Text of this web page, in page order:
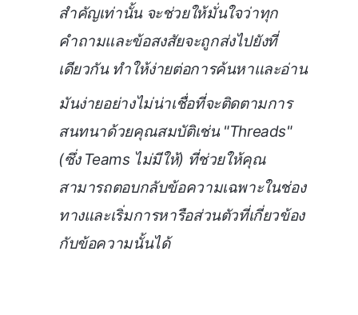
สำคัญเท่านั้น จะช่วยให้มั่นใจว่าทุก
คำถามและข้อสงสัยจะถูกส่งไปยังที่
เดียวกัน ทำให้ง่ายต่อการค้นหาและอ่าน
มันง่ายอย่างไม่น่าเชื่อที่จะติดตามการ
สนทนาด้วยคุณสมบัติเช่น "Threads"
(ซึ่ง Teams ไม่มีให้) ที่ช่วยให้คุณ
สามารถตอบกลับข้อความเฉพาะในช่อง
ทางและเริ่มการหารือส่วนตัวที่เกี่ยวข้อง
กับข้อความนั้นได้